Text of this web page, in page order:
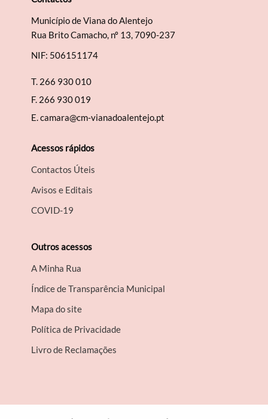
Município de Viana do Alentejo
Rua Brito Camacho, nº 13, 7090-237
NIF: 506151174
T. 266 930 010
F. 266 930 019
E.camara@cm-vianadoalentejo.pt
Acessos rápidos
Contactos Úteis
Avisos e Editais
COVID-19
Outros acessos
A Minha Rua
Índice de Transparência Municipal
Mapa do site
Política de Privacidade
Livro de Reclamações